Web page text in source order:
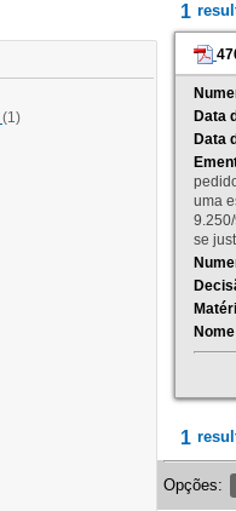
(1)
1
Data
Data
uma
se
1
Opções: